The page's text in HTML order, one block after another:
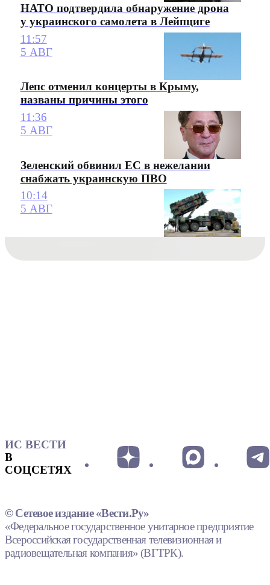
НАТО подтвердила обнаружение дрона
у украинского самолета в Лейпциге
11:57
5 АВГ
Лепс отменил концерты в Крыму,
названы причины этого
11:36
5 АВГ
Зеленский обвинил ЕС в нежелании
снабжать украинскую ПВО
10:14
5 АВГ
ИС ВЕСТИ
В
СОЦСЕТЯХ
© Сетевое издание «Вести.Ру»
«Федеральное государственное унитарное предприятие
Всероссийская государственная телевизионная и
радиовещательная компания» (ВГТРК).